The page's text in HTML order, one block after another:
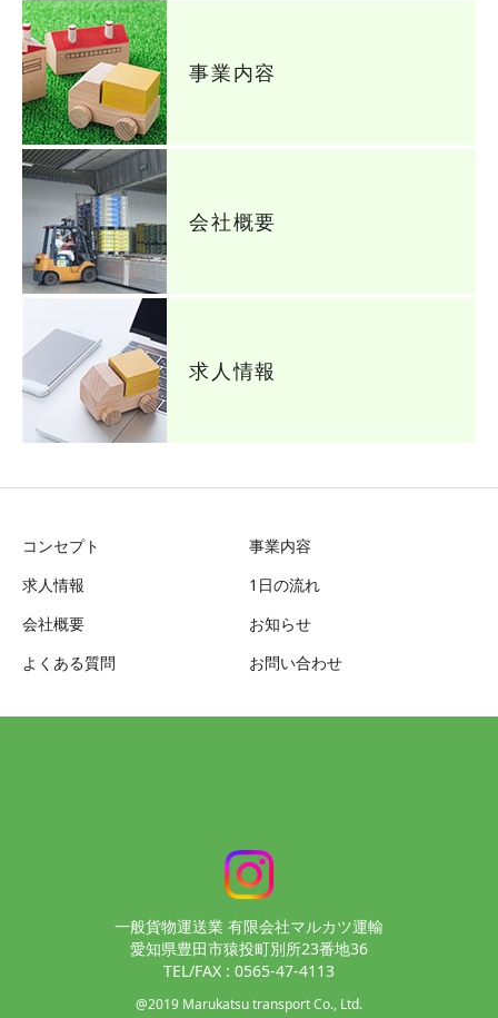
事業内容
会社概要
求人情報
コンセプト
事業内容
求人情報
1日の流れ
会社概要
お知らせ
よくある質問
お問い合わせ
一般貨物運送業 有限会社マルカツ運輸
愛知県豊田市猿投町別所23番地36
TEL/FAX : 0565-47-4113
@2019 Marukatsu transport Co., Ltd.